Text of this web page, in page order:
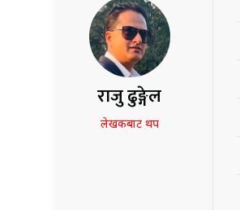
राजु ढुङ्गेल
लेखकबाट थप